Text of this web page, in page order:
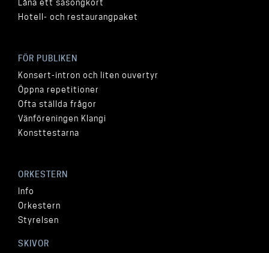
Låna ett säsongkort
Hotell- och restaurangpaket
FÖR PUBLIKEN
Konsert-intron och liten ouvertyr
Öppna repetitioner
Ofta ställda frågor
Vänföreningen Klangi
Konsttestarna
ORKESTERN
Info
Orkestern
Styrelsen
SKIVOR